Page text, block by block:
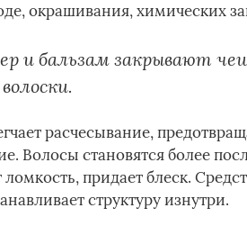
окрашивания, химических
и бальзам закрывают
расчесывание,
Волосы становятся более
ломкость, придает блеск.
структуру изнутри.